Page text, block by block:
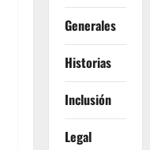
Generales
Historias
Inclusión
Legal